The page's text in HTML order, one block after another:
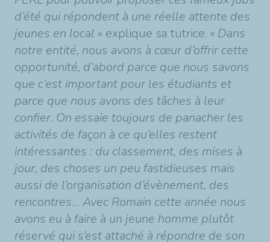
d’été qui répondent à une réelle attente des
jeunes en local » explique sa tutrice. « Dans
notre entité, nous avons à cœur d’offrir cette
opportunité, d’abord parce que nous savons
que c’est important pour les étudiants et
parce que nous avons des tâches à leur
confier. On essaie toujours de panacher les
activités de façon à ce qu’elles restent
intéressantes : du classement, des mises à
jour, des choses un peu fastidieuses mais
aussi de l’organisation d’évènement, des
rencontres… Avec Romain cette année nous
avons eu à faire à un jeune homme plutôt
réservé quis’est attaché à répondre de son